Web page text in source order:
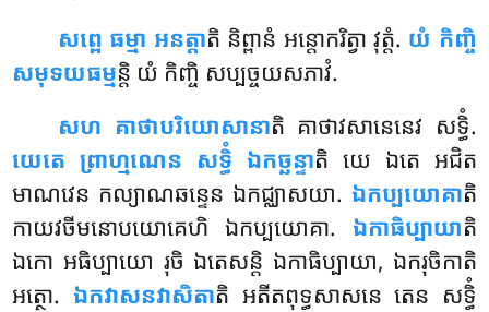
សព្ពេ ធម្មា អនត្តាតិ និព្ពានំ អន្តោករិត្វា វុត្តំ. យំ កិញ្ចិ
សមុទយធម្មន្តិ យំ កិញ្ចិ សប្បច្ចយសភាវំ.
សហ គាថាបរិយោសានាតិ គាថាវសានេនេវ សទ្ធិំ.
យេតេ ព្រាហ្មណេន សទ្ធិំ ឯកច្ឆន្ទាតិ យេ ឯតេ អជិត
មាណវេន កល្យាណឆន្ទេន ឯកជ្ឈាសយា. ឯកប្បយោគាតិ
កាយវចីមនោបយោគេហិ ឯកប្បយោគា. ឯកាធិប្បាយាតិ
ឯកោ អធិប្បាយោ រុចិ ឯតេសន្តិ ឯកាធិប្បាយា, ឯករុចិកាតិ
អត្ថោ. ឯកវាសនវាសិតាតិ អតីតពុទ្ធសាសនេ តេន សទ្ធិំ